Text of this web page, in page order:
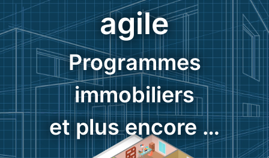
agile
Programmes
immobiliers
et plus encore …